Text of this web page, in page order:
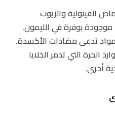
الفينولية والزيوت
موجودة بوفرة في الليمون.
تدعى مضادات الأكسدة.
الحرة التي تدمر الخلايا
أخرى.